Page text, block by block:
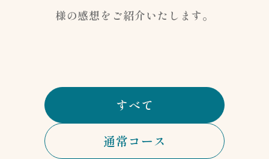
様の感想をご紹介いたします。
すべて
通常コース